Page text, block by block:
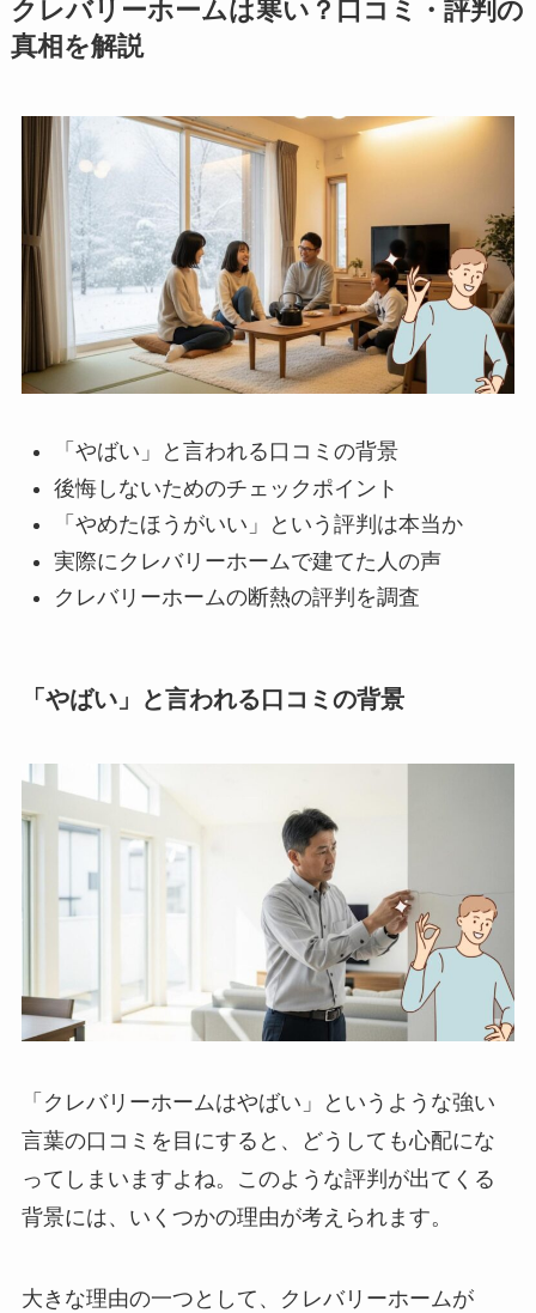
クレバリーホームは寒い？口コミ・評判の
真相を解説
「やばい」と言われる口コミの背景
後悔しないためのチェックポイント
「やめたほうがいい」という評判は本当か
実際にクレバリーホームで建てた人の声
クレバリーホームの断熱の評判を調査
「やばい」と言われる口コミの背景
「クレバリーホームはやばい」というような強い
言葉の口コミを目にすると、どうしても心配にな
ってしまいますよね。このような評判が出てくる
背景には、いくつかの理由が考えられます。
大きな理由の一つとして、クレバリーホームが